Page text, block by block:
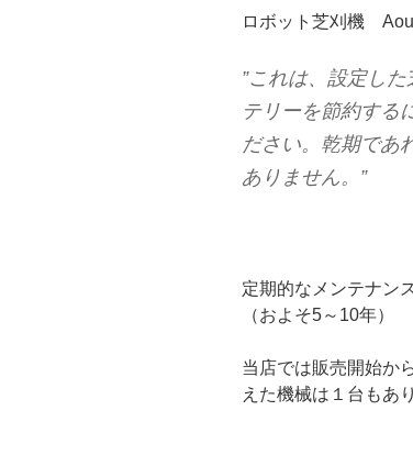
ロボット芝刈機
”これは、設定し
テリーを節約する
ださい。乾期であ
ありません。”
定期的なメンテナン
（およそ5～10年）
当店では販売開始か
えた機械は１台もあ